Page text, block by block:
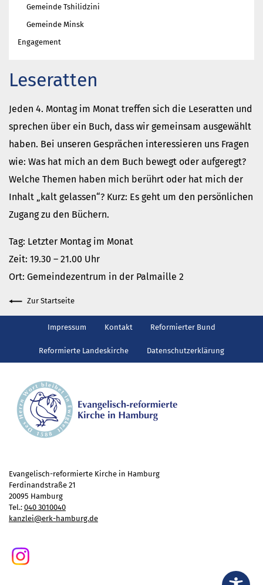
Aktuelles
Wer will noch mitfahren?
Besuch aus Minsk
Gott neu vermessen.
mehr aktuelle Beiträge
Gemeinde Tshilidzini
Gemeinde Minsk
Engagement
Leseratten
Jeden 4. Montag im Monat treffen sich die Leseratten und
sprechen über ein Buch, dass wir gemeinsam ausgewählt
haben. Bei unseren Gesprächen interessieren uns Fragen
wie: Was hat mich an dem Buch bewegt oder aufgeregt?
Welche Themen haben mich berührt oder hat mich der
Inhalt „kalt gelassen“? Kurz: Es geht um den persönlichen
Zugang zu den Büchern.
Tag: Letzter Montag im Monat
Zeit: 19.30 – 21.00 Uhr
Ort: Gemeindezentrum in der Palmaille 2
Zur Startseite
Impressum Kontakt Reformierter Bund
Reformierte Landeskirche Datenschutzerklärung
Evangelisch-reformierte Kirche in Hamburg
Ferdinandstraße 21
20095 Hamburg
Tel.: 040 3010040
kanzlei@erk-hamburg.de